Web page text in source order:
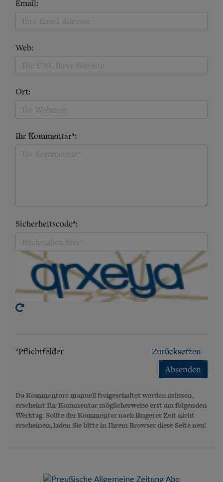
Email:
Web:
Ort:
Ihr Kommentar*:
Sicherheitscode*:
*Pflichtfelder
Zurücksetzen
Absenden
Da Kommentare manuell freigeschaltet werden müssen,
erscheint Ihr Kommentar möglicherweise erst am folgenden
Werktag. Sollte der Kommentar nach längerer Zeit nicht
erscheinen, laden Sie bitte in Ihrem Browser diese Seite neu!